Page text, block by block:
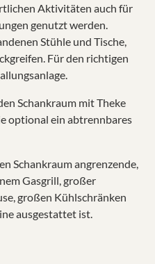
Aktivitäten auch für
genutzt werden.
Stühle und Tische,
Für den richtigen
Schankraum mit Theke
optional ein abtrennbares
Schankraum angrenzende,
Gasgrill, großer
großen Kühlschränken
ausgestattet ist.